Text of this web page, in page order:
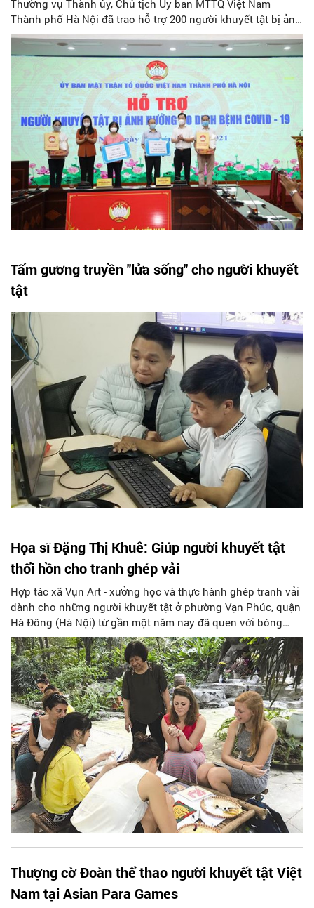
Thường vụ Thành ủy, Chủ tịch Ủy ban MTTQ Việt Nam
Thành phố Hà Nội đã trao hỗ trợ 200 người khuyết tật bị ảnh
hưởng do dịch bệnh Covid-19.
Tấm gương truyền ''lửa sống'' cho người khuyết
tật
Họa sĩ Đặng Thị Khuê: Giúp người khuyết tật
thổi hồn cho tranh ghép vải
Hợp tác xã Vụn Art - xưởng học và thực hành ghép tranh vải
dành cho những người khuyết tật ở phường Vạn Phúc, quận
Hà Đông (Hà Nội) từ gần một năm nay đã quen với bóng
dáng của họa sĩ Đặng Thị Khuê - người đã đồng hành và
giúp những người khuyết tật của hợp tác xã thổi hồn cho
những bức tranh được làm từ vải vụn. Ở tuổi 73, những
tưởng có thể buông bỏ việc “đời” để chuyên tâm với nghệ
thuật, nhưng duyên nợ với giá trị di sản, đã đưa bà gắn bó
với những số phận không may mắn.
Thượng cờ Đoàn thể thao người khuyết tật Việt
Nam tại Asian Para Games